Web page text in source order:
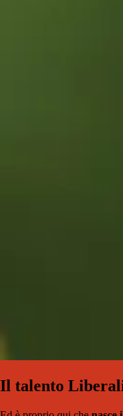
Il talento